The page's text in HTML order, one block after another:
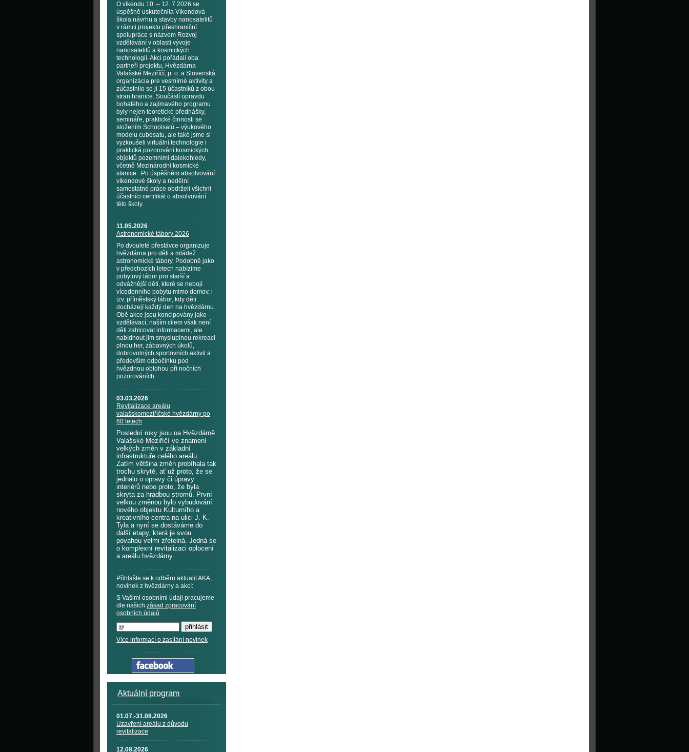
O víkendu 10. – 12. 7 2026 se
úspěšně uskutečnila Víkendová
škola návrhu a stavby nanosatelitů
v rámci projektu přeshraniční
spolupráce s názvem Rozvoj
vzdělávání v oblasti vývoje
nanosatelitů a kosmických
technologií. Akci pořádali oba
partneři projektu, Hvězdárna
Valašské Meziříčí, p. o. a Slovenská
organizácia pre vesmírné aktivity a
zúčastnilo se ji 15 účastníků z obou
stran hranice. Součástí opravdu
bohatého a zajímavého programu
byly nejen teoretické přednášky,
semináře, praktické činnosti se
složením Schoolsatů – výukového
modelu cubesatu, ale také jsme si
vyzkoušeli virtuální technologie i
praktická pozorování kosmických
objektů pozemními dalekohledy,
včetně Mezinárodní kosmické
stanice. Po úspěšném absolvování
víkendové školy a nedělní
samostatné práce obdrželi všichni
účastníci certifikát o absolvování
této školy.
11.05.2026
Astronomické tábory 2026
Po dvouleté přestávce organizuje
hvězdárna pro děti a mládež
astronomické tábory. Podobně jako
v předchozích letech nabízíme
pobytový tábor pro starší a
odvážnější děti, které se nebojí
vícedenního pobytu mimo domov, i
tzv. příměstský tábor, kdy děti
docházejí každý den na hvězdárnu.
Obě akce jsou koncipovány jako
vzdělávací, naším cílem však není
děti zahlcovat informacemi, ale
nabídnout jim smysluplnou rekreaci
plnou her, zábavných úkolů,
dobrovolných sportovních aktivit a
především odpočinku pod
hvězdnou oblohou při nočních
pozorováních.
03.03.2026
Revitalizace areálu
valašskomeziříčské hvězdárny po
60 letech
Poslední roky jsou na Hvězdárně
Valašské Meziříčí ve znamení
velkých změn v základní
infrastruktuře celého areálu.
Zatím většina změn probíhala tak
trochu skrytě, ať už proto, že se
jednalo o opravy či úpravy
interiérů nebo proto, že byla
skryta za hradbou stromů. První
velkou změnou bylo vybudování
nového objektu Kulturního a
kreativního centra na ulici J. K.
Tyla a nyní se dostáváme do
další etapy, která je svou
povahou velmi zřetelná. Jedná se
o komplexní revitalizaci oplocení
a areálu hvězdárny.
Přihlašte se k odběru aktualit AKA,
novinek z hvězdárny a akcí:
S Vašimi osobními údaji pracujeme
dle našich zásad zpracování
osobních údajů.
Více informací o zasílání novinek
Aktuální program
01.07.-31.08.2026
Uzavření areálu z důvodu
revitalizace
12.08.2026